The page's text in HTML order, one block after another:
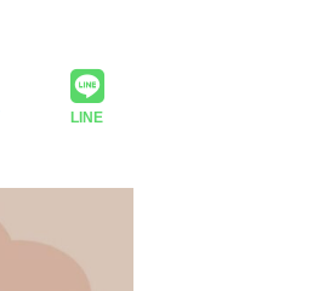
LINE